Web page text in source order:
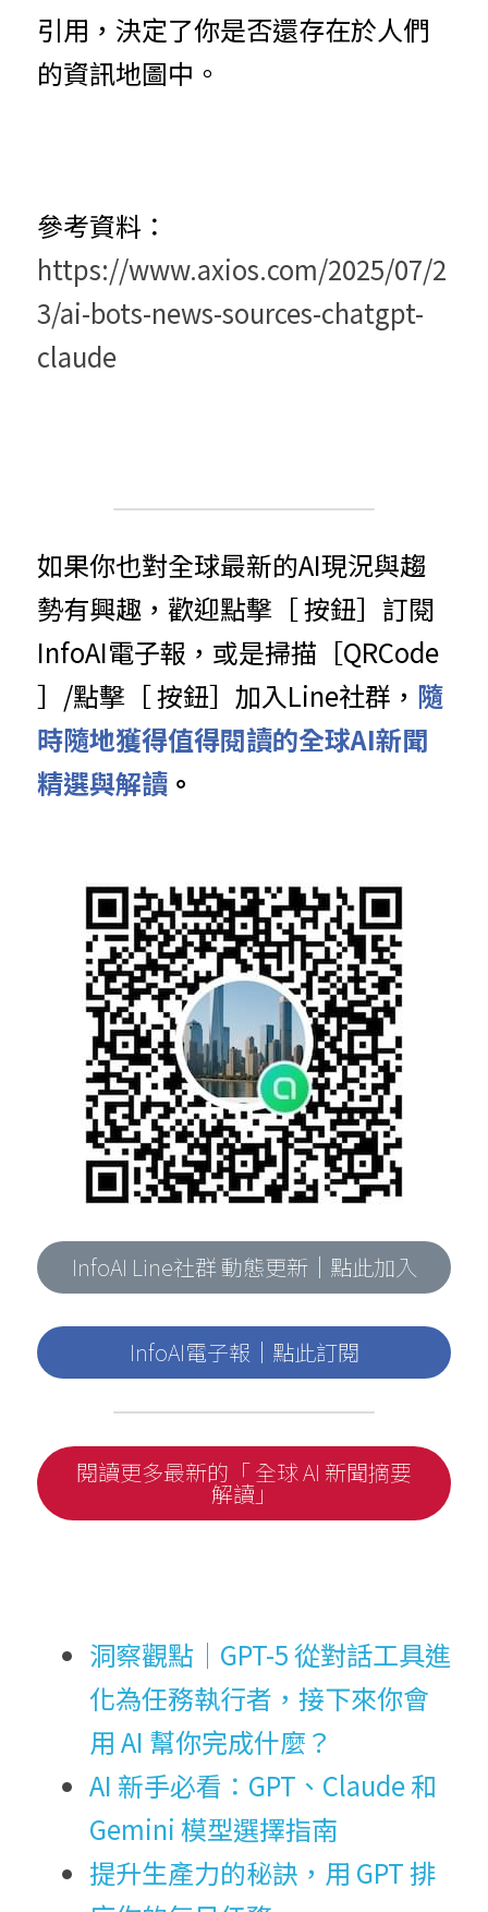
引用，決定了你是否還存在於人們
的資訊地圖中。
參考資料：
https://www.axios.com/2025/07/2
3/ai-bots-news-sources-chatgpt-
claude
如果你也對全球最新的AI現況與趨
勢有興趣，歡迎點擊［ 按鈕］訂閱
InfoAI電子報，或是掃描［QRCode
］/點擊［ 按鈕］加入Line社群， 隨
時隨地獲得值得閱讀的全球AI新聞
精選與解讀 。
InfoAI Line社群 動態更新｜點此加入
InfoAI電子報｜點此訂閱
閱讀更多最新的「 全球 AI 新聞摘要
解讀」
洞察觀點｜GPT-5 從對話工具進
化為任務執行者，接下來你會
用 AI 幫你完成什麼？
AI 新手必看：GPT、Claude 和
Gemini 模型選擇指南
提升生產力的秘訣，用 GPT 排